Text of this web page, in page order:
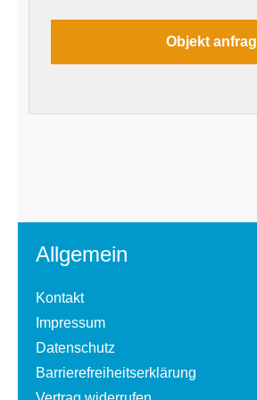
Allgemein
Kontakt
Impressum
Datenschutz
Barrierefreiheitserklärung